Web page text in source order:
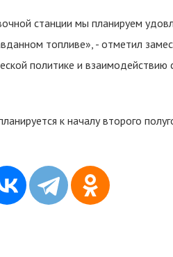
станции мы планируем
топливе», - отметил
политике и
к началу второго